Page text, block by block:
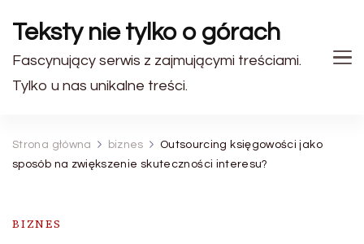
Teksty nie tylko o górach
Fascynujący serwis z zajmującymi treściami.
Tylko u nas unikalne treści.
Strona główna biznes
Outsourcing księgowości jako
sposób na zwiększenie skuteczności interesu?
BIZNES